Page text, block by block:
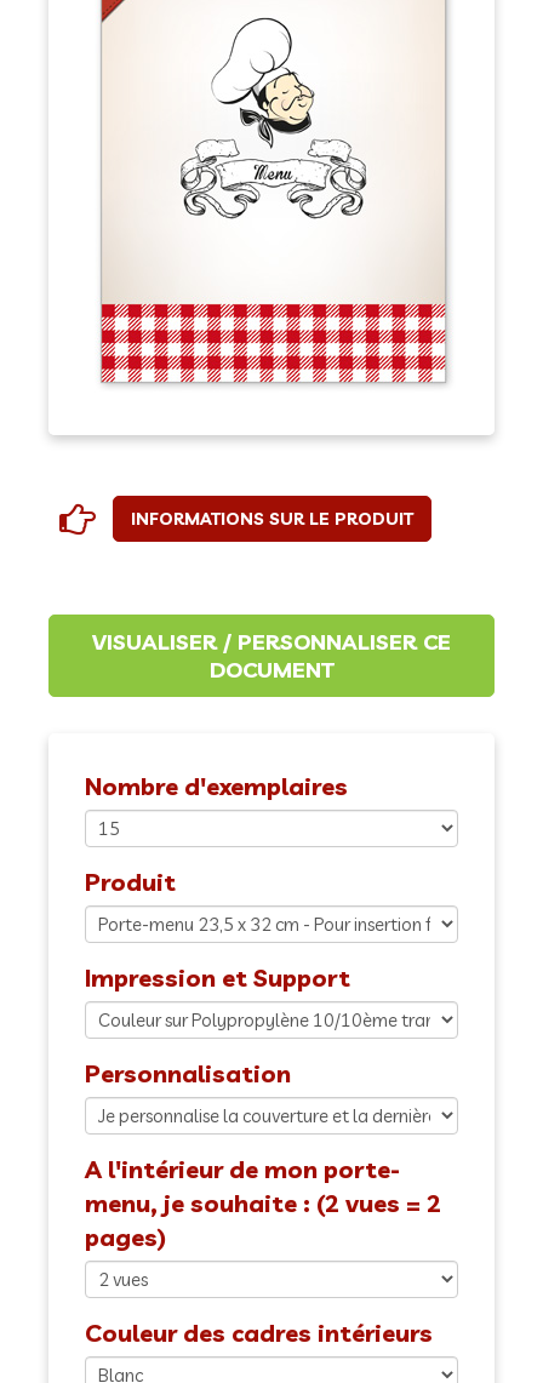
INFORMATIONS SUR LE PRODUIT
Nombre d'exemplaires
Produit
Impression et Support
Personnalisation
A l'intérieur de mon porte-
menu, je souhaite : (2 vues = 2
pages)
Couleur des cadres intérieurs